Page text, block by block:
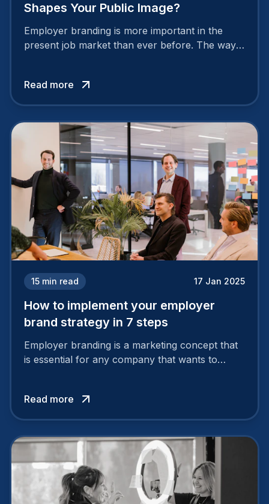
Shapes Your Public Image?
Employer branding is more important in the
present job market than ever before. The way
Read more
15 min read 17 Jan 2025
How to implement your employer
brand strategy in 7 steps
Employer branding is a marketing concept that
is essential for any company that wants to
solid and positive employer brand are clear, you
cannot simply wave a magic wand for it to be
Read more